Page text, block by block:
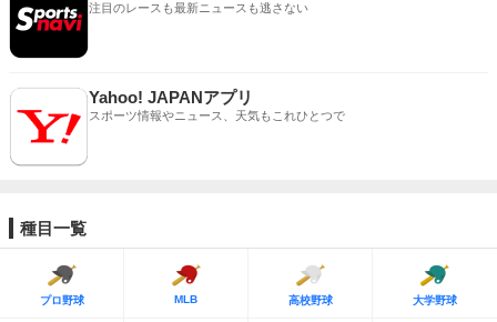
注目のレースも最新ニュースも逃さない
Yahoo! JAPANアプリ
スポーツ情報やニュース、天気もこれひとつで
種目一覧
プロ野球 MLB 高校野球 大学野球